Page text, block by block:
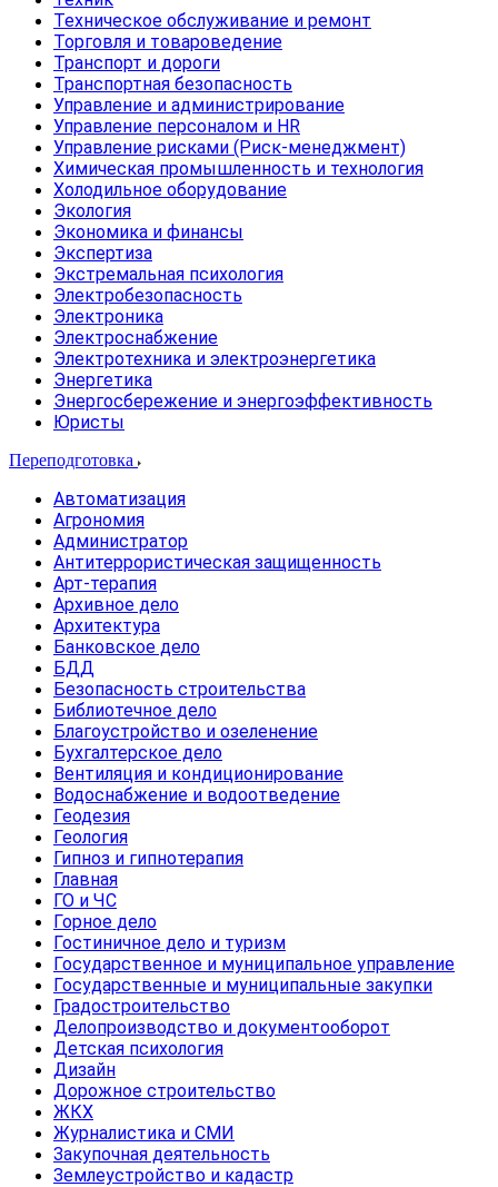
Техническое обслуживание и ремонт
Торговля и товароведение
Транспорт и дороги
Транспортная безопасность
Управление и администрирование
Управление персоналом и HR
Управление рисками (Риск-менеджмент)
Химическая промышленность и технология
Холодильное оборудование
Экология
Экономика и финансы
Экспертиза
Экстремальная психология
Электробезопасность
Электроника
Электроснабжение
Электротехника и электроэнергетика
Энергетика
Энергосбережение и энергоэффективность
Юристы
Переподготовка
Автоматизация
Агрономия
Администратор
Антитеррористическая защищенность
Арт-терапия
Архивное дело
Архитектура
Банковское дело
БДД
Безопасность строительства
Библиотечное дело
Благоустройство и озеленение
Бухгалтерское дело
Вентиляция и кондиционирование
Водоснабжение и водоотведение
Геодезия
Геология
Гипноз и гипнотерапия
Главная
ГО и ЧС
Горное дело
Гостиничное дело и туризм
Государственное и муниципальное управление
Государственные и муниципальные закупки
Градостроительство
Делопроизводство и документооборот
Детская психология
Дизайн
Дорожное строительство
ЖКХ
Журналистика и СМИ
Закупочная деятельность
Землеустройство и кадастр